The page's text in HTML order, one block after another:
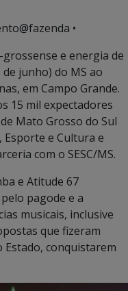
•
e energia de
junho) do MS ao
em Campo Grande.
15 mil expectadores
Mato Grosso do Sul
e Cultura e
com o SESC/MS.
e Atitude 67
pagode e a
musicais, inclusive
que fizeram
conquistarem